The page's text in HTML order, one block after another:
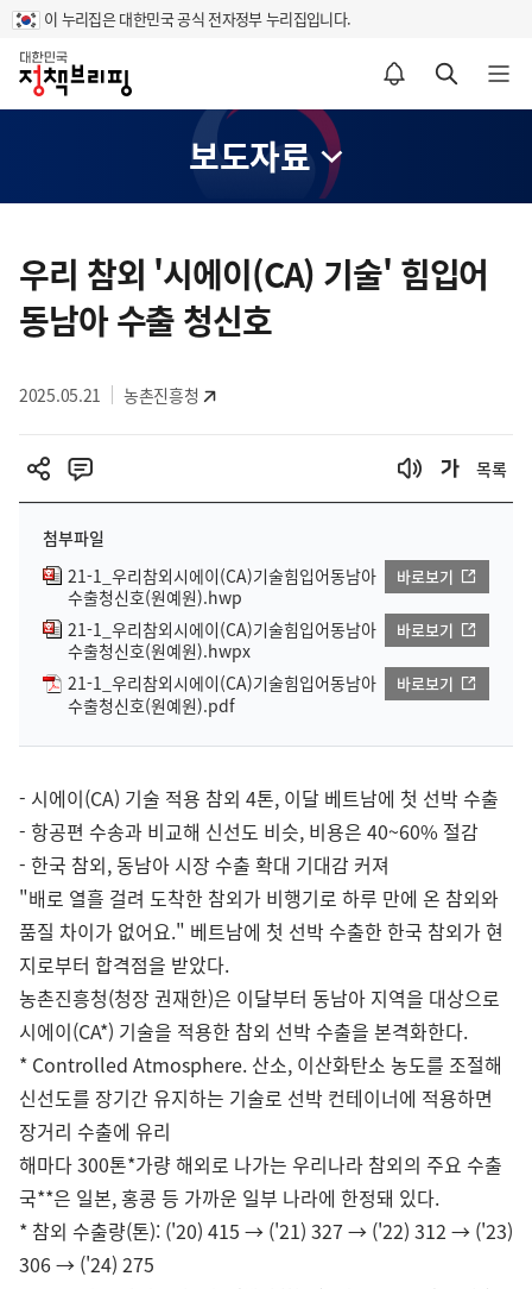
이 누리집은 대한민국 공식 전자정부 누리집입니다.
홈
알림설정 바로가기 검색 바로가기 메뉴 열기
보도자료
텐
츠
영
우리 참외 '시에이(CA) 기술' 힘입어
동남아 수출 청신호
2025.05.21 농촌진흥청
목록
첨부파일
21-1_우리참외시에이(CA)기술힘입어동남아
수출청신호(원예원).hwp
바로보기
21-1_우리참외시에이(CA)기술힘입어동남아
수출청신호(원예원).hwpx
바로보기
21-1_우리참외시에이(CA)기술힘입어동남아
수출청신호(원예원).pdf
바로보기
- 시에이(CA) 기술 적용 참외 4톤, 이달 베트남에 첫 선박 수출
- 항공편 수송과 비교해 신선도 비슷, 비용은 40~60% 절감
- 한국 참외, 동남아 시장 수출 확대 기대감 커져
"배로 열흘 걸려 도착한 참외가 비행기로 하루 만에 온 참외와
품질 차이가 없어요." 베트남에 첫 선박 수출한 한국 참외가 현
지로부터 합격점을 받았다.
농촌진흥청(청장 권재한)은 이달부터 동남아 지역을 대상으로
시에이(CA*) 기술을 적용한 참외 선박 수출을 본격화한다.
* Controlled Atmosphere. 산소, 이산화탄소 농도를 조절해
신선도를 장기간 유지하는 기술로 선박 컨테이너에 적용하면
장거리 수출에 유리
해마다 300톤*가량 해외로 나가는 우리나라 참외의 주요 수출
국**은 일본, 홍콩 등 가까운 일부 나라에 한정돼 있다.
* 참외 수출량(톤): ('20) 415 → ('21) 327 → ('22) 312 → ('23)
306 → ('24) 275